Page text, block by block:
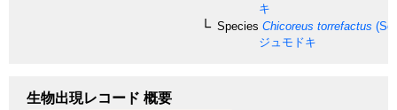
キ
Species Chicoreus torrefactus
ジュモドキ
生物出現レコード 概要